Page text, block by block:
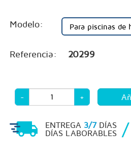
Modelo:
Referencia: 20299
- +
ENTREGA 3/7DÍAS
DÍAS LABORABLES
/